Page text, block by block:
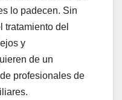
lo padecen. Sin
tratamiento del
y
de un
profesionales de